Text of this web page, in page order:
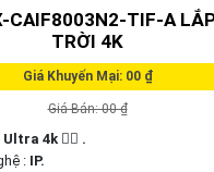
CAIF8003N2-TIF-A
TRỜI 4K
Giá Khuyến Mại: 00 ₫
Giá Bán: 00 ₫
Ultra 4k 👍🏾 .
: IP.